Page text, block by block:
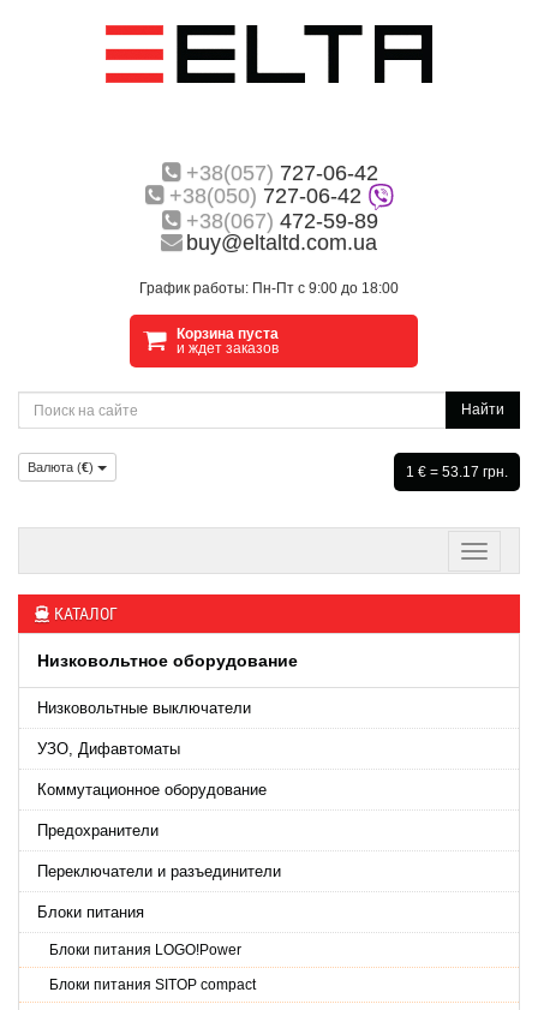
+38(057) 727-06-42
+38(050) 727-06-42
+38(067) 472-59-89
buy@eltaltd.com.ua
График работы: Пн-Пт с 9:00 до 18:00
Корзина пуста
и ждет заказов
Найти
Валюта (€) 1 € = 53.17 грн.
КАТАЛОГ
Низковольтное оборудование
Низковольтные выключатели
УЗО, Дифавтоматы
Коммутационное оборудование
Предохранители
Переключатели и разъединители
Блоки питания
Блоки питания LOGO!Power
Блоки питания SITOP сompact